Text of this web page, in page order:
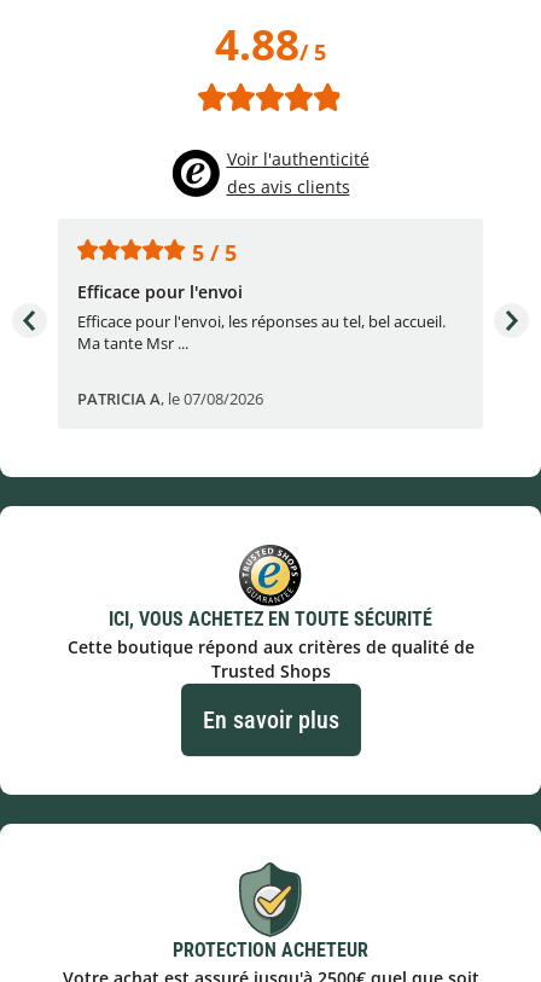
4.88/ 5
Voir l'authenticité
des avis clients
5 / 5
Efficace pour l'envoi
Efficace pour l'envoi, les réponses au tel, bel accueil.
Ma tante Msr ...
PATRICIA A, le 07/08/2026
ICI, VOUS ACHETEZ EN TOUTE SÉCURITÉ
Cette boutique répond aux critères de qualité de
Trusted Shops
En savoir plus
PROTECTION ACHETEUR